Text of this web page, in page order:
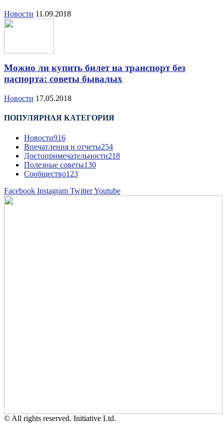
Новости 11.09.2018
Можно ли купить билет на транспорт без
паспорта: советы бывалых
Новости 17.05.2018
ПОПУЛЯРНАЯ КАТЕГОРИЯ
Новости916
Впечатления и отчеты254
Достопримечательности218
Полезные советы130
Сообщество123
Facebook Instagram TwitterYoutube
© All rights reserved. Initiative Ltd.